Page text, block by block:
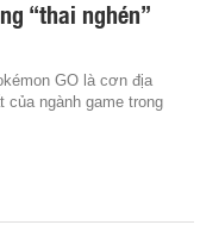
“thai nghén”
GO là cơn địa
của ngành game trong